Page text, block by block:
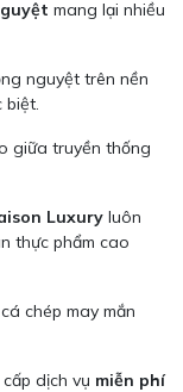
mang lại nhiều
nguyệt trên nền
biệt.
giữa truyền thống
Luxury luôn
thực phẩm cao
chép may mắn
dịch vụ miễn phí